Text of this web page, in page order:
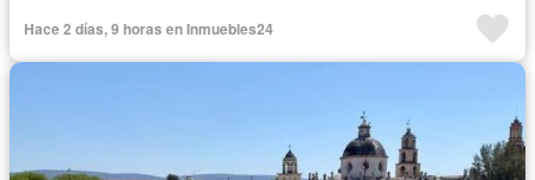
Hace 2 días, 9 horas en Inmuebles24